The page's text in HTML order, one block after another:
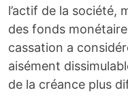
l’actif de la société,
des fonds
cassation a
aisément
de la créance plus